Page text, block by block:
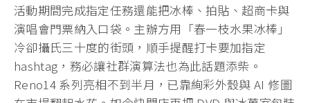
活動期間完成指定任務還能把冰棒、拍貼、超商卡與
演唱會門票納入口袋。主辦方用「春一枝水果冰棒」
冷卻攝氏三十度的街頭，順手提醒打卡要加指定
hashtag，務必讓社群演算法也為此話題添柴。
Reno14 系列亮相不到半月，已靠絢彩外殼與 AI 修圖